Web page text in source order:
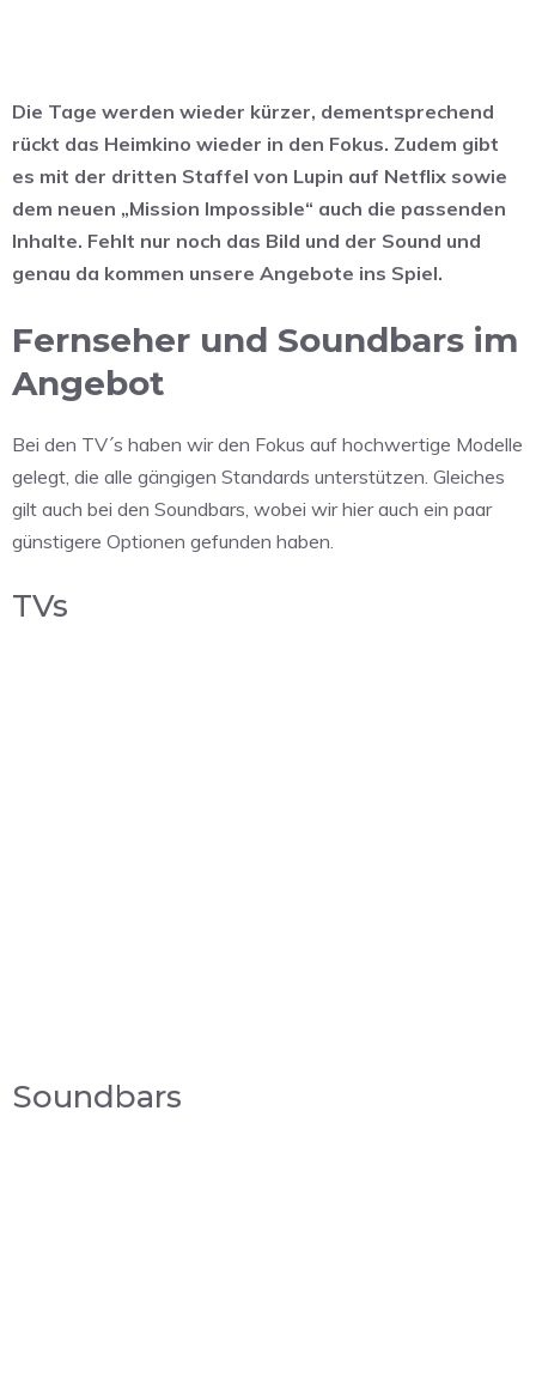
Die Tage werden wieder kürzer, dementsprechend
rückt das Heimkino wieder in den Fokus. Zudem gibt
es mit der dritten Staffel von Lupin auf Netflix sowie
dem neuen „Mission Impossible“ auch die passenden
Inhalte. Fehlt nur noch das Bild und der Sound und
genau da kommen unsere Angebote ins Spiel.
Fernseher und Soundbars im
Angebot
Bei den TV´s haben wir den Fokus auf hochwertige Modelle
gelegt, die alle gängigen Standards unterstützen. Gleiches
gilt auch bei den Soundbars, wobei wir hier auch ein paar
günstigere Optionen gefunden haben.
TVs
Soundbars